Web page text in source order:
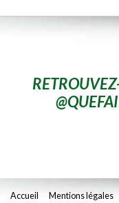
Accueil Mentions légales